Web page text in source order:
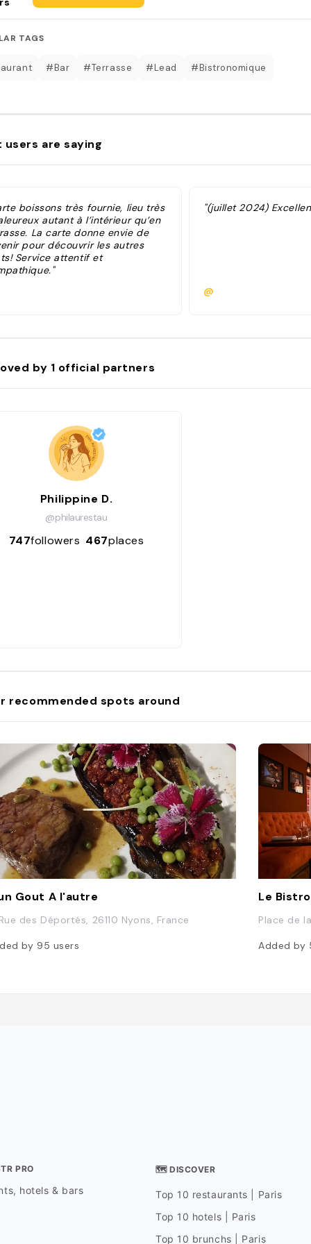
TAGS
#Bar #Terrasse #Lead #Bistronomique
users are saying
boissons très fournie, lieu très
autant à l’intérieur qu’en
La carte donne envie de
pour découvrir les autres
Service attentif et
"(juillet 2024)
@
by 1 official partners
Philippine D.
@philaurestau
747followers 467places
recommended spots around
Gout A l'autre
des Déportés, 26110 Nyons, France
by 95 users
Le
Place de
Added by
PRO
hotels & bars
🗺 DISCOVER
Top 10 restaurants | Paris
Top 10 hotels | Paris
Top 10 brunchs | Paris